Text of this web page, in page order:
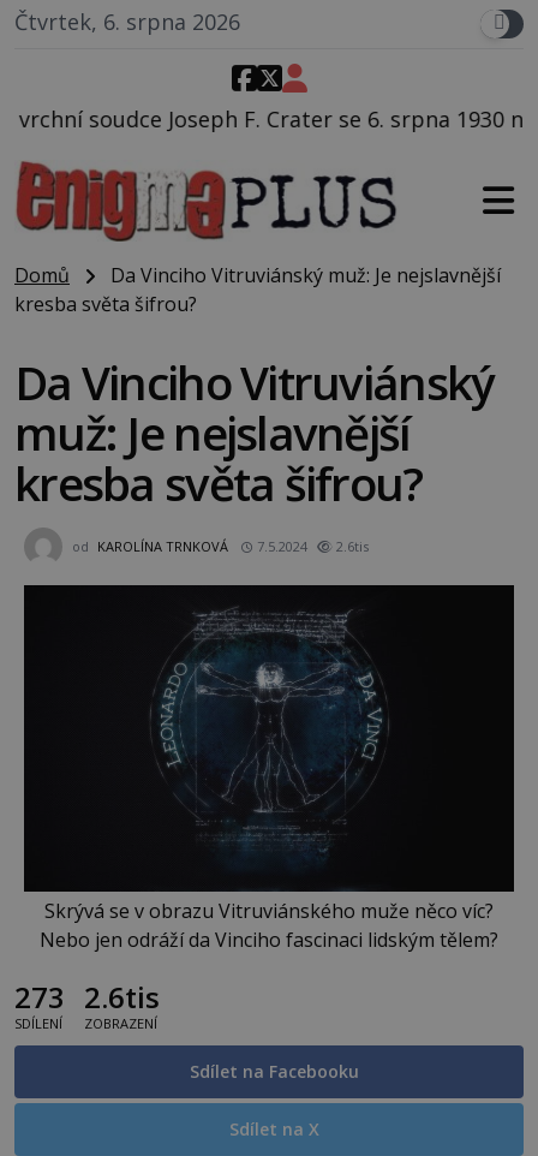
Čtvrtek, 6. srpna 2026
Crater se 6. srpna 1930 navečeří ve své
Domů
Da Vinciho Vitruviánský muž: Je nejslavnější
kresba světa šifrou?
Da Vinciho Vitruviánský
muž: Je nejslavnější
kresba světa šifrou?
od KAROLÍNA TRNKOVÁ 7.5.2024 2.6tis
Skrývá se v obrazu Vitruviánského muže něco víc?
Nebo jen odráží da Vinciho fascinaci lidským tělem?
273
SDÍLENÍ
2.6tis
ZOBRAZENÍ
Sdílet na Facebooku
Sdílet na X